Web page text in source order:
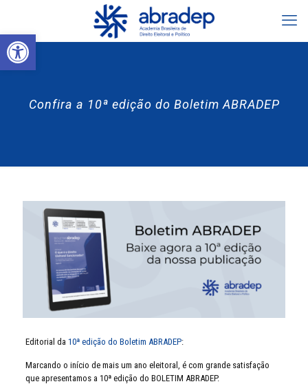
Abrir a barra de ferramentas
Confira a 10ª edição do Boletim ABRADEP
Editorial da 10ª edição do Boletim ABRADEP:
Marcando o início de mais um ano eleitoral, é com grande satisfação
que apresentamos a 10ª edição do BOLETIM ABRADEP.